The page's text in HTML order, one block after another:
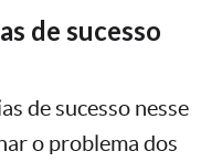
de sucesso
de sucesso nesse
o problema dos